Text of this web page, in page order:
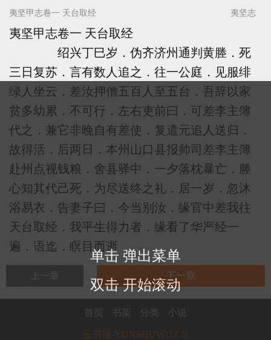
夷坚甲志卷一 天台取经 夷坚志
夷坚甲志卷一 天台取经
绍兴丁巳岁．伪齐济州通判黄塍．死
三日复苏．言有数人追之．往一公庭．见服绯
绿人坐云．差汝押僧五百人至五台．吾辞以家
贫多幼累．不可行．左右吏前曰．可差李主簿
代之．兼它非晚自有差使．复遣元追人送归．
故得活．后两日．本州山口县报帅司差李主簿
赴州点视钱粮．舍县驿中．一夕落枕暴亡．塍
心知其代己死．为尽送终之礼．居一岁．忽沐
浴易衣．告妻子曰．今当别汝．缘官中差我往
天台取经．我平生得力者．缘看了华严经一
遍．语迄．瞑目而逝．
上一章 下一章
单击 弹出菜单
双击 开始滚动
首页 书架 分类 小说
云书屋-YUNSHUWU.CN